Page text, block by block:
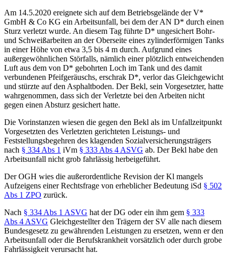
Am 14.5.2020 ereignete sich auf dem Betriebsgelände der V*
GmbH & Co KG ein Arbeitsunfall, bei dem der AN D* durch einen
Sturz verletzt wurde. An diesem Tag führte D* ungesichert Bohr-
und Schweißarbeiten an der Oberseite eines zylinderförmigen Tanks
in einer Höhe von etwa 3,5 bis 4 m durch. Aufgrund eines
außergewöhnlichen Störfalls, nämlich einer plötzlich entweichenden
Luft aus dem von D* gebohrten Loch im Tank und des damit
verbundenen Pfeifgeräuschs, erschrak D*, verlor das Gleichgewicht
und stürzte auf den Asphaltboden. Der Bekl, sein Vorgesetzter, hatte
wahrgenommen, dass sich der Verletzte bei den Arbeiten nicht
gegen einen Absturz gesichert hatte.
Die Vorinstanzen wiesen die gegen den Bekl als im Unfallzeitpunkt
Vorgesetzten des Verletzten gerichteten Leistungs- und
Feststellungsbegehren des klagenden Sozialversicherungsträgers
nach § 334 Abs 1 iVm § 333 Abs 4 ASVG ab. Der Bekl habe den
Arbeitsunfall nicht grob fahrlässig herbeigeführt.
Der OGH wies die außerordentliche Revision der Kl mangels
Aufzeigens einer Rechtsfrage von erheblicher Bedeutung iSd § 502
Abs 1 ZPO zurück.
Nach § 334 Abs 1 ASVG hat der DG oder ein ihm gem § 333
Abs 4 ASVG Gleichgestellter den Trägern der SV alle nach diesem
Bundesgesetz zu gewährenden Leistungen zu ersetzen, wenn er den
Arbeitsunfall oder die Berufskrankheit vorsätzlich oder durch grobe
Fahrlässigkeit verursacht hat.